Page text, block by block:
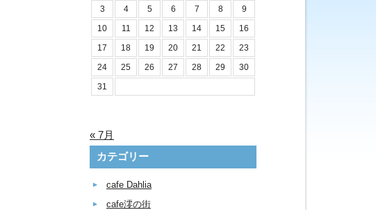
3
4 5 6 7 8
9
10
11 12 13 14 15
16
17
18 19 20 21 22
23
24
25 26 27 28 29
30
31
« 7月
カテゴリー
cafe Dahlia
cafe澪の街